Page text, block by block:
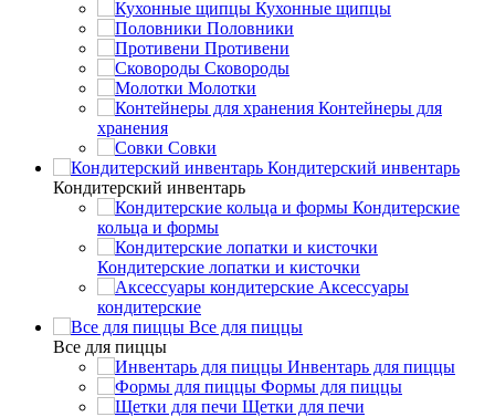
Кухонные щипцы
Половники
Противени
Сковороды
Молотки
Контейнеры для
хранения
Совки
Кондитерский инвентарь
Кондитерский инвентарь
Кондитерские
кольца и формы
Кондитерские лопатки и кисточки
Аксессуары
кондитерские
Все для пиццы
Все для пиццы
Инвентарь для пиццы
Формы для пиццы
Щетки для печи